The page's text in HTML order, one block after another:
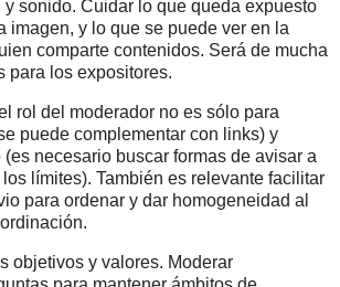
sonido. Cuidar lo que queda expuesto
imagen, y lo que se puede ver en la
comparte contenidos. Será de mucha
para los expositores.
rol del moderador no es sólo para
puede complementar con links) y
necesario buscar formas de avisar a
límites). También es relevante facilitar
para ordenar y dar homogeneidad al
objetivos y valores. Moderar